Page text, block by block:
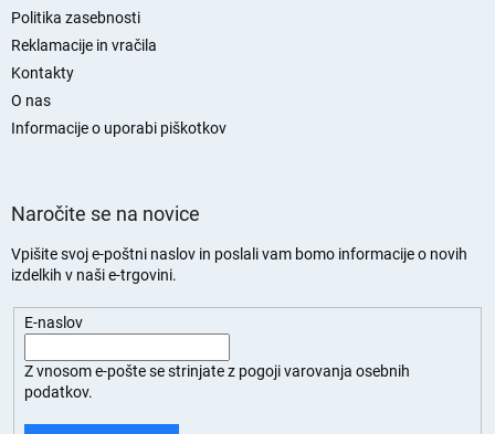
Politika zasebnosti
Reklamacije in vračila
Kontakty
O nas
Informacije o uporabi piškotkov
Naročite se na novice
Vpišite svoj e-poštni naslov in poslali vam bomo informacije o novih
izdelkih v naši e-trgovini.
E-naslov
Z vnosom e-pošte se strinjate z pogoji varovanja osebnih
podatkov.